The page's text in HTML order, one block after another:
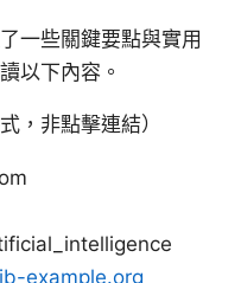
一些關鍵要點與實用
以下內容。
，非點擊連結）
example.org